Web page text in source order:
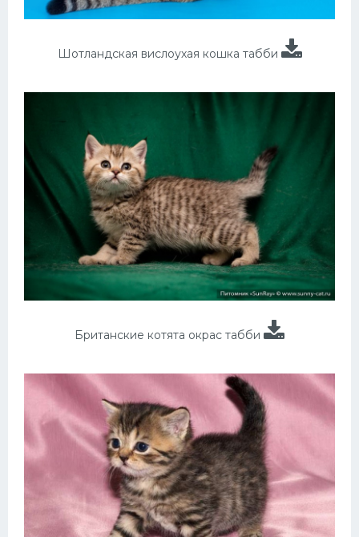
Шотландская вислоухая кошка табби
Британские котята окрас табби